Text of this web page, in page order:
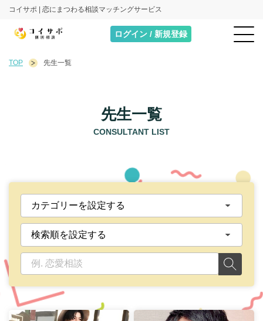
コイサポ | 恋にまつわる相談マッチングサービス
ログイン / 新規登録
TOP 先生一覧
先生一覧
CONSULTANT LIST